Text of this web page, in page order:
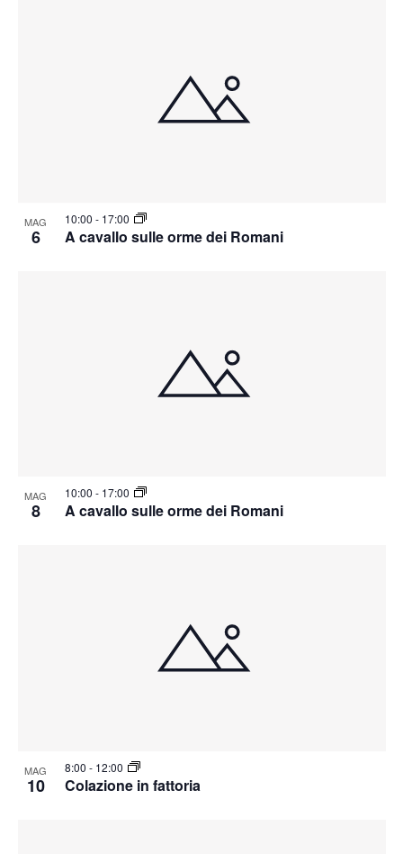
MAG
6 A cavallo sulle orme dei Romani
10:00 - 17:00
MAG
8 A cavallo sulle orme dei Romani
10:00 - 17:00
MAG
10 Colazione in fattoria
8:00 - 12:00